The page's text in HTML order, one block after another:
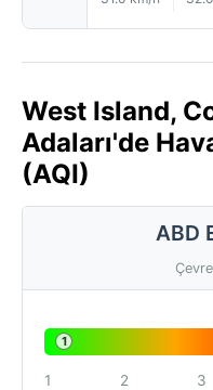
West Island,
Adaları'de
(AQI)
ABD
1
1 2 3